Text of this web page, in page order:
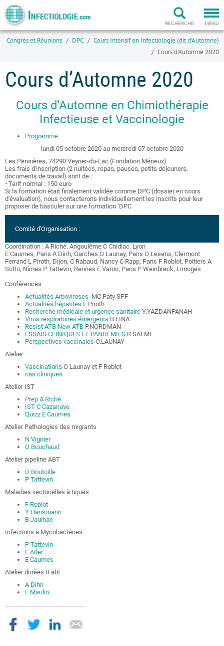
MENU
RECHERCHE
Congrès et Réunions DPC
Cours Intensif en Infectiologie (dit d'Automne)
Cours d’Automne 2020
Cours d’Automne 2020
Cours d'Automne en Chimiothérapie
Infectieuse et Vaccinologie
Programme
lundi 05 octobre 2020 au mercredi 07 octobre 2020
Les Pensières, 74290 Veyrier-du-Lac (Fondation Mérieux)
Les frais d'inscription (2 nuitées, repas, pauses, petits déjeuners,
documents de travail) sont de :
• Tarif normal : 150 euro
Si la formation était finalement validée comme DPC (dossier en cours
d'évaluation), nous contacterons individuellement les inscrits pour leur
proposer de basculer sur une formation ‘DPC
Comité d'Organisation :
Coordination : A Riché, Angoulême C Chidiac, Lyon
E Caumes, Paris A Dinh, Garches O Launay, Paris O Lesens, Clermont
Ferrand L Piroth, Dijon, C Rabaud, Nancy C Rapp, Paris F Roblot, Poitiers A
Sotto, Nîmes P Tattevin, Rennes E Varon, Paris P Weinbreck, Limoges
Conférences
Actualités Arboviroses MC Paty SPF
Actualités hépatites L Piroth
Recherche médicale et urgence sanitaire Y.YAZDANPANAH
Virus respiratoires émergents B.LINA
Resist ATB New ATB P.NORDMAN
ESSAIS CLINIQUES ET PANDEMIES R.SALMI
Perspectives vaccinales O.LAUNAY
Atelier
Vaccinations O Launay et F Roblot
cas cliniques
Atelier IST
Prep A Riché
IST C Cazanave
Quizz E Caumes
Atelier Pathologies des migrants
N Vignier
O Bouchaud
Atelier pipeline ABT
D Boutoille
P Tattevin
Maladies vectorielles à tiques
F Roblot
Y Hansmann
B Jaulhac
Infections à Mycobactéries
P Tattevin
F Ader
E Caumes
Atelier durées tt abt
A Dihn
L Maulin